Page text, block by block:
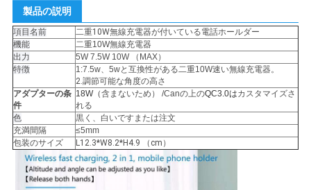
用
を
要
求
し
製品の説明
項目名前
二重10W無線充電器が付いている電話ホールダー
機能
二重10W無線充電器
出力
5W 7.5W 10W （MAX）
特徴
1:7.5w、5wと互換性がある二重10W速い無線充電器。
2.調節可能な角度の高さ
アダプターの条
件
18W（含まないため） /Canの上のQC3.0はカスタマイズさ
れる
色
黒く、白いですまたは注文
充満間隔
≤5mm
包装のサイズ
L12.3*W8.2*H4.9 （cm）